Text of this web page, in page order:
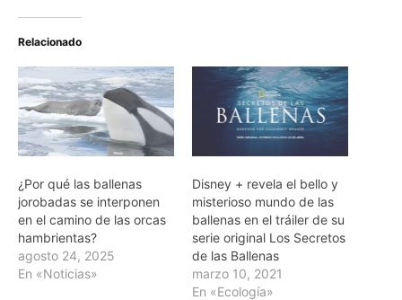
Relacionado
¿Por qué las ballenas
jorobadas se interponen
en el camino de las orcas
hambrientas?
agosto 24, 2025
En «Noticias»
Disney + revela el bello y
misterioso mundo de las
ballenas en el tráiler de su
serie original Los Secretos
de las Ballenas
marzo 10, 2021
En «Ecología»